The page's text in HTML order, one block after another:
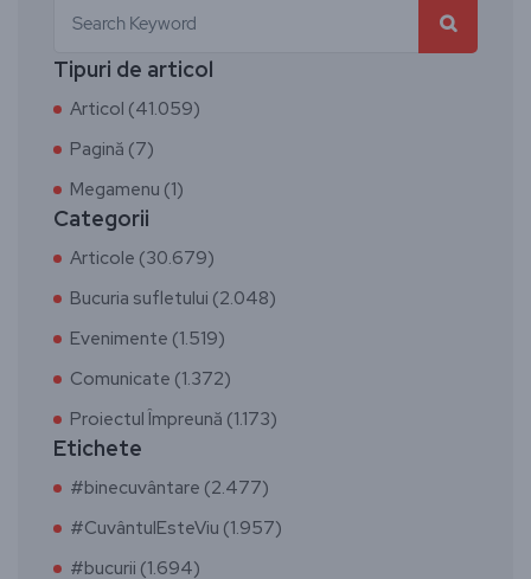
Tipuri de articol
Articol (41.059)
Pagină (7)
Megamenu (1)
Categorii
Articole (30.679)
Bucuria sufletului (2.048)
Evenimente (1.519)
Comunicate (1.372)
Proiectul Împreună (1.173)
Etichete
#binecuvântare (2.477)
#CuvântulEsteViu (1.957)
#bucurii (1.694)